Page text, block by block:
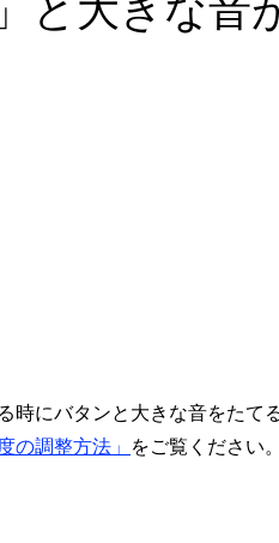
と大きな音
時にバタンと大きな音をた
の調整方法」 をご覧ください。